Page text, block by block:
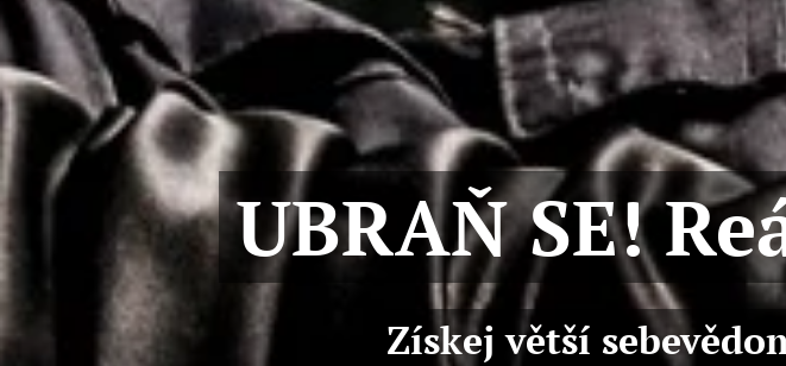
UBRAŇ SE!
Získej větší